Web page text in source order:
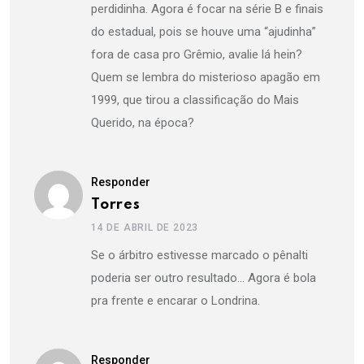
perdidinha. Agora é focar na série B e finais
do estadual, pois se houve uma “ajudinha”
fora de casa pro Grêmio, avalie lá hein?
Quem se lembra do misterioso apagão em
1999, que tirou a classificação do Mais
Querido, na época?
Responder
Torres
14 DE ABRIL DE 2023
Se o árbitro estivesse marcado o pênalti
poderia ser outro resultado… Agora é bola
pra frente e encarar o Londrina.
Responder